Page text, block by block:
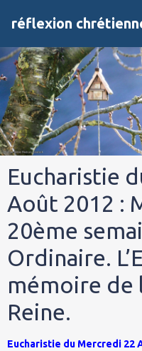
réflexion
Eucharistie
Août 2012 :
20ème
Ordinaire.
mémoire de
Reine.
Eucharistie du Mercredi 22